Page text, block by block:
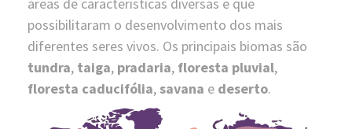
áreas de características diversas e que
possibilitaram o desenvolvimento dos mais
diferentes seres vivos. Os principais biomas são
tundra, taiga, pradaria, floresta pluvial,
floresta caducifólia, savana e deserto.